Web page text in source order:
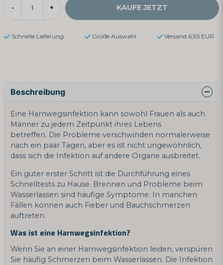
- + KAUFE JETZT
Schnelle Lieferung Große Auswahl Versand 6,95 EUR
Beschreibung
Eine Harnwegsinfektion kann sowohl Frauen als auch
Männer zu jedem Zeitpunkt ihres Lebens
betreffen. Die Probleme verschwinden normalerweise
nach ein paar Tagen, aber es ist nicht ungewöhnlich,
dass sich die Infektion auf andere Organe ausbreitet.
Ein guter erster Schritt ist die Durchführung eines
Schnelltests zu Hause. Brennen und Probleme beim
Wasserlassen sind häufige Symptome. In manchen
Fällen können auch Fieber und Bauchschmerzen
auftreten.
Was ist eine Harnwegsinfektion?
Wenn Sie an einer Harnwegsinfektion leiden, verspüren
Sie häufig Schmerzen beim Wasserlassen. Die Infektion